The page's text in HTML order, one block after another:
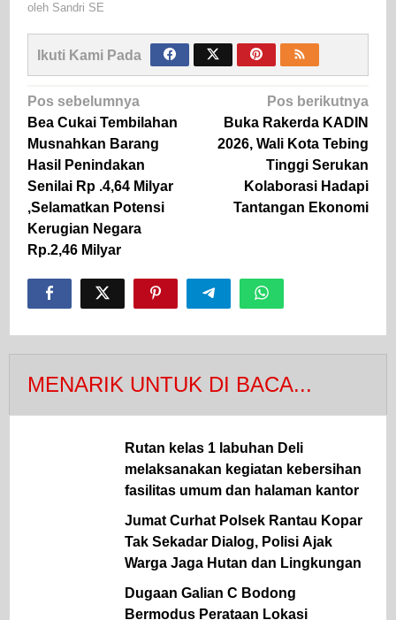
oleh Sandri SE
Ikuti Kami Pada
Navigasi
pos
Pos sebelumnya
Bea Cukai Tembilahan
Musnahkan Barang
Hasil Penindakan
Senilai Rp .4,64 Milyar
,Selamatkan Potensi
Kerugian Negara
Rp.2,46 Milyar
Pos berikutnya
Buka Rakerda KADIN
2026, Wali Kota Tebing
Tinggi Serukan
Kolaborasi Hadapi
Tantangan Ekonomi
MENARIK UNTUK DI BACA...
Rutan kelas 1 labuhan Deli
melaksanakan kegiatan kebersihan
fasilitas umum dan halaman kantor
Jumat Curhat Polsek Rantau Kopar
Tak Sekadar Dialog, Polisi Ajak
Warga Jaga Hutan dan Lingkungan
Dugaan Galian C Bodong
Bermodus Perataan Lokasi